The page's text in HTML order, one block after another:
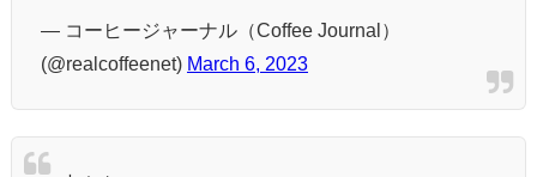
— コーヒージャーナル（Coffee Journal）
(@realcoffeenet) March 6, 2023